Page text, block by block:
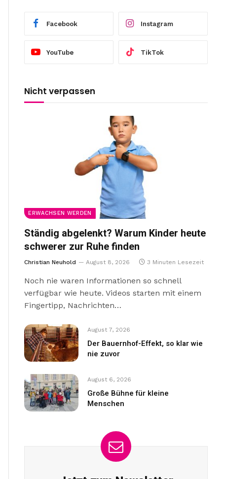
Facebook Instagram
YouTube TikTok
Nicht verpassen
ERWACHSEN WERDEN
Ständig abgelenkt? Warum Kinder heute
schwerer zur Ruhe finden
Christian Neuhold August 8, 2026 3 Minuten Lesezeit
Noch nie waren Informationen so schnell
verfügbar wie heute. Videos starten mit einem
Fingertipp, Nachrichten…
August 7, 2026
Der Bauernhof-Effekt, so klar wie
nie zuvor
August 6, 2026
Große Bühne für kleine
Menschen